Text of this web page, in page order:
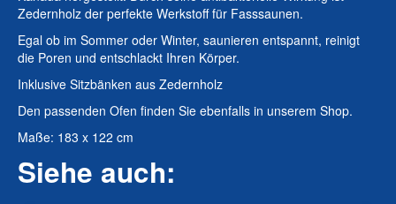
Zedernholz der perfekte Werkstoff für Fasssaunen.
Egal ob im Sommer oder Winter, saunieren entspannt, reinigt
die Poren und entschlackt Ihren Körper.
Inklusive Sitzbänken aus Zedernholz
Den passenden Ofen finden Sie ebenfalls in unserem Shop.
Maße: 183 x 122 cm
Siehe auch: